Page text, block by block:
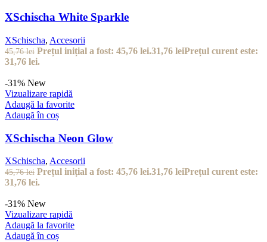
XSchischa White Sparkle
XSchischa, Accesorii
45,76lei Prețul inițial a fost: 45,76 lei.31,76 leiPrețul curent este:
31,76 lei.
-31% New
Vizualizare rapidă
Adaugă la favorite
Adaugă în coș
XSchischa Neon Glow
XSchischa, Accesorii
45,76lei Prețul inițial a fost: 45,76 lei.31,76 leiPrețul curent este:
31,76 lei.
-31% New
Vizualizare rapidă
Adaugă la favorite
Adaugă în coș